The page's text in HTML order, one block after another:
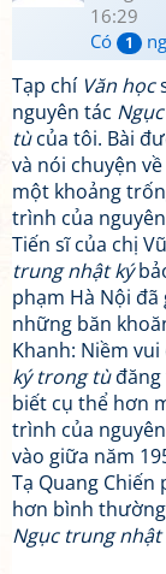
16:29
Có
1
Tạp chí Văn học
nguyên tác
tùcủa tôi. Bài
và nói chuyện về
một khoảng
trình của
Tiến sĩ của chị
trung nhật ký
phạm Hà Nội
những băn
Khanh: Niềm
ký trong tùđăng
biết cụ thể hơn
trình của
vào giữa năm
Tạ Quang
hơn bình
Ngục trung nhật